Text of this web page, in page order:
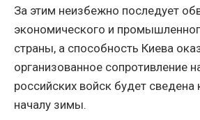
За этим неизбежно последует
экономического и
страны, а способность Киева
организованное сопротивление
российских войск будет сведена
началу зимы.